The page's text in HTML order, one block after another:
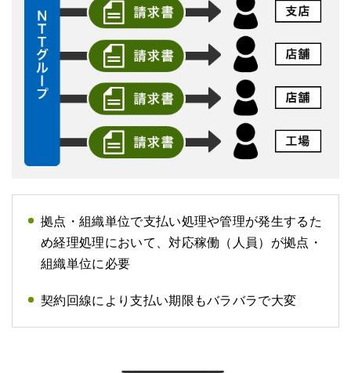
拠点・組織単位で支払い処理や管理が発生するた
め経理処理において、対応稼働（人員）が拠点・
組織単位に必要
契約回線により支払い期限もバラバラで大変